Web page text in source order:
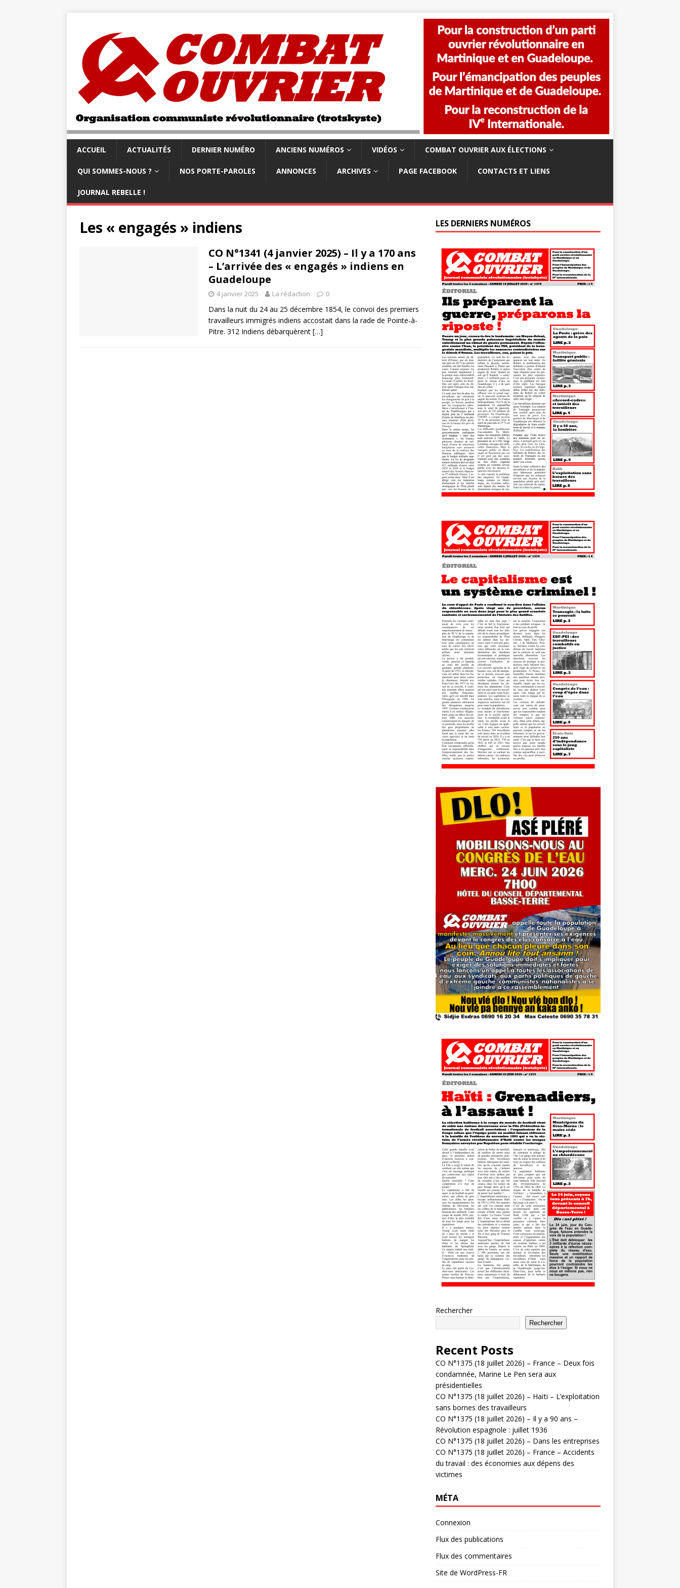
ACCUEIL ACTUALITÉS DERNIER NUMÉRO ANCIENS NUMÉROS VIDÉOS COMBAT OUVRIER AUX ÉLECTIONS
QUI SOMMES-NOUS ? NOS PORTE-PAROLES ANNONCES ARCHIVES PAGE FACEBOOK CONTACTS ET LIENS
JOURNAL REBELLE !
Les « engagés » indiens
CO N°1341 (4 janvier 2025) – Il y a 170 ans
– L’arrivée des « engagés » indiens en
Guadeloupe
4 janvier 2025 La rédaction 0
Dans la nuit du 24 au 25 décembre 1854, le convoi des premiers
travailleurs immigrés indiens accostait dans la rade de Pointe-à-
Pitre. 312 Indiens débarquèrent […]
LES DERNIERS NUMÉROS
Rechercher
Rechercher
Recent Posts
CO N°1375 (18 juillet 2026) – France – Deux fois
condamnée, Marine Le Pen sera aux
présidentielles
CO N°1375 (18 juillet 2026) – Haïti – L’exploitation
sans bornes des travailleurs
CO N°1375 (18 juillet 2026) – Il y a 90 ans –
Révolution espagnole : juillet 1936
CO N°1375 (18 juillet 2026) – Dans les entreprises
CO N°1375 (18 juillet 2026) – France – Accidents
du travail : des économies aux dépens des
victimes
MÉTA
Connexion
Flux des publications
Flux des commentaires
Site de WordPress-FR